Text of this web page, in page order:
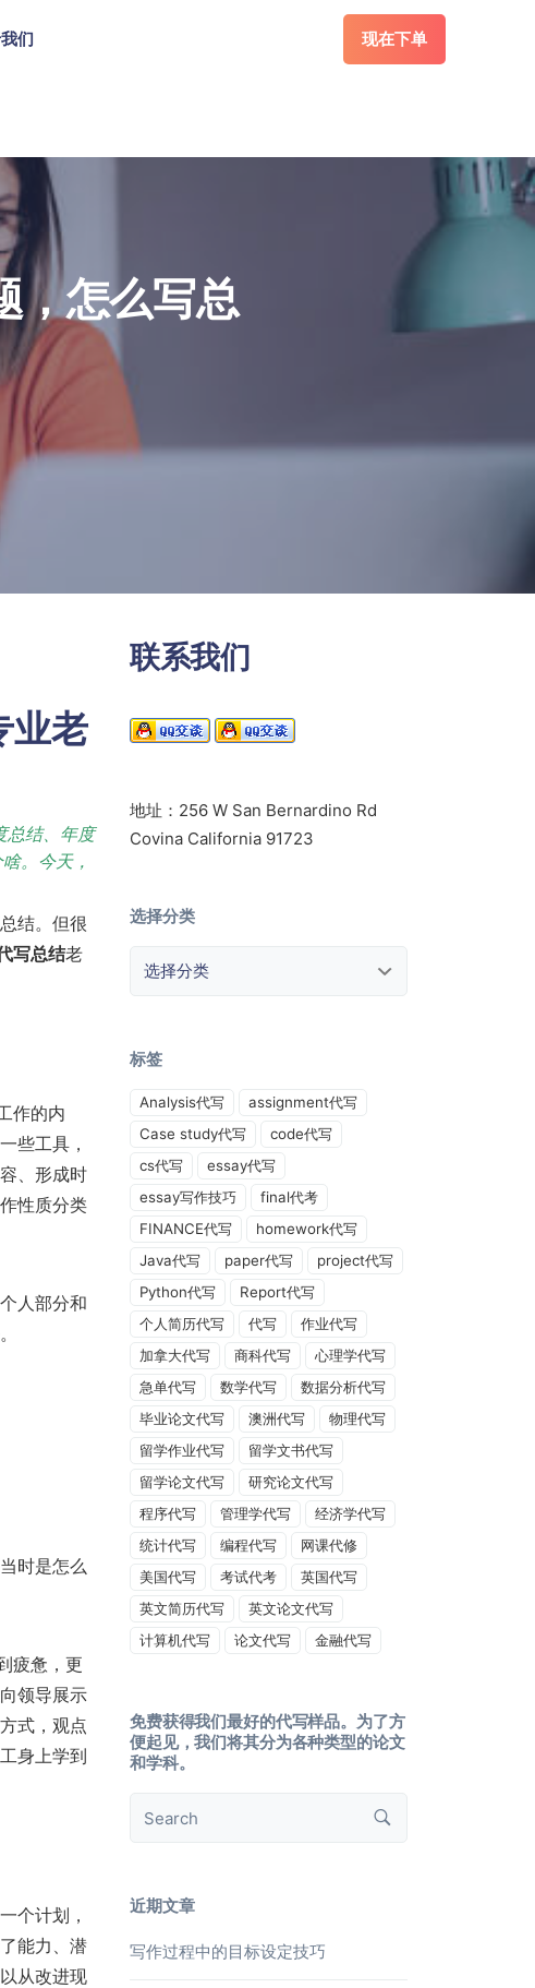
们 现在下单
，怎么写总
业老
总结、年度
。今天，
结。但很
写总结老
作的内
些工具，
、形成时
性质分类
人部分和
时是怎么
疲惫，更
领导展示
式，观点
身上学到
个计划，
能力、潜
从改进现
联系我们
地址：256 W San Bernardino Rd
Covina California 91723
选择分类
标签
Analysis代写
assignment代写
Case study代写
code代写
cs代写
essay代写
essay写作技巧
final代考
FINANCE代写
homework代写
Java代写
paper代写
project代写
Python代写
Report代写
个人简历代写
代写
作业代写
加拿大代写
商科代写
心理学代写
急单代写
数学代写
数据分析代写
毕业论文代写
澳洲代写
物理代写
留学作业代写
留学文书代写
留学论文代写
研究论文代写
程序代写
管理学代写
经济学代写
统计代写
编程代写
网课代修
美国代写
考试代考
英国代写
英文简历代写
英文论文代写
计算机代写
论文代写 金融代写
免费获得我们最好的代写样品。为了方
便起见，我们将其分为各种类型的论文
和学科。
近期文章
写作过程中的目标设定技巧